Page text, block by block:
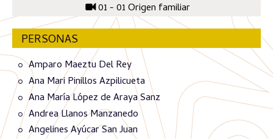
01 - 01 Origen familiar
PERSONAS
Amparo Maeztu Del Rey
Ana Mari Pinillos Azpilicueta
Ana María López de Araya Sanz
Andrea Llanos Manzanedo
Angelines Ayúcar San Juan